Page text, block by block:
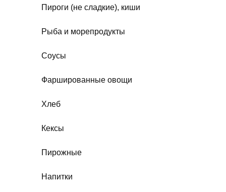
Пироги (не сладкие), киши
Рыба и морепродукты
Соусы
Фаршированные овощи
Хлеб
Кексы
Пирожные
Напитки